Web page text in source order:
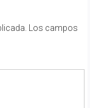
Los campos